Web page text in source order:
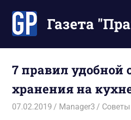
содержимомуГазета
Ваше
время
7 правил удобной
хранения на
07.02.2019 Manager3 Советы